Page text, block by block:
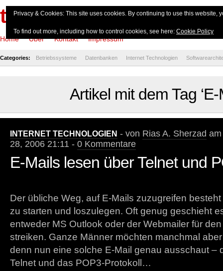
theserverside.de
Home Über Kontakt Impressum
Categories: Betriebssysteme Datenbanken Internet Technologien
Artikel mit dem Tag ‘E-
INTERNET TECHNOLOGIEN - von Rias A. Sherzad
28, 2006 21:11 - 0 Kommentare
E-Mails lesen über Telnet und
Der übliche Weg, auf E-Mails zuzugreifen
zu starten und loszulegen. Oft genug geschieht
entweder MS Outlook oder der Webmailer für
streiken. Ganze Männer möchten manchmal
denn nun eine solche E-Mail genau ausschaut –
Telnet und das POP3-Protokoll…
Privacy & Cookies: This site uses cookies. By continuing to use this website,
To find out more, including how to control cookies, see here: Cookie Policy